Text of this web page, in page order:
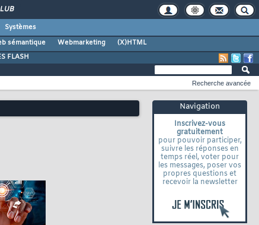
Systèmes
sémantique Webmarketing
(X)HTML
FLASH
Navigation
Inscrivez-vous
gratuitement
pour pouvoir participer,
suivre les réponses en
temps réel, voter pour
les messages, poser vos
propres questions et
recevoir la newsletter
Recherche avancée